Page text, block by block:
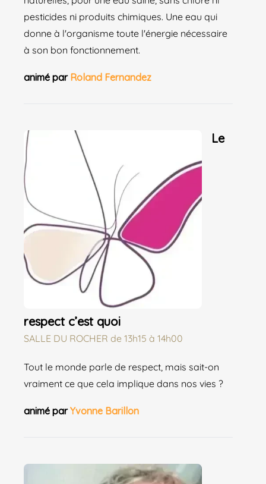
pesticides ni produits chimiques. Une eau qui
donne à l'organisme toute l'énergie nécessaire
à son bon fonctionnement.
animé par Roland Fernandez
Le
respect c’est quoi
SALLE DU ROCHER de 13h15 à 14h00
Tout le monde parle de respect, mais sait-on
vraiment ce que cela implique dans nos vies ?
animé parYvonne Barillon